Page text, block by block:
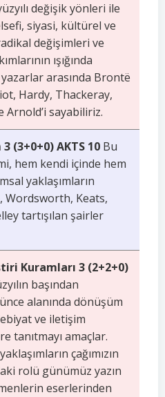
değişik yönleri ile
siyasi, kültürel ve
değişimleri ve
ışığında
arasında Brontë
Hardy, Thackeray,
Arnold’i sayabiliriz.
(3+0+0) AKTS 10 Bu
hem kendi içinde hem
yaklaşımların
Wordsworth, Keats,
tartışılan şairler
Kuramları 3 (2+2+0)
başından
alanında dönüşüm
ve iletişim
tanıtmayı amaçlar.
çağımızın
rolü günümüz yazın
eserlerinden